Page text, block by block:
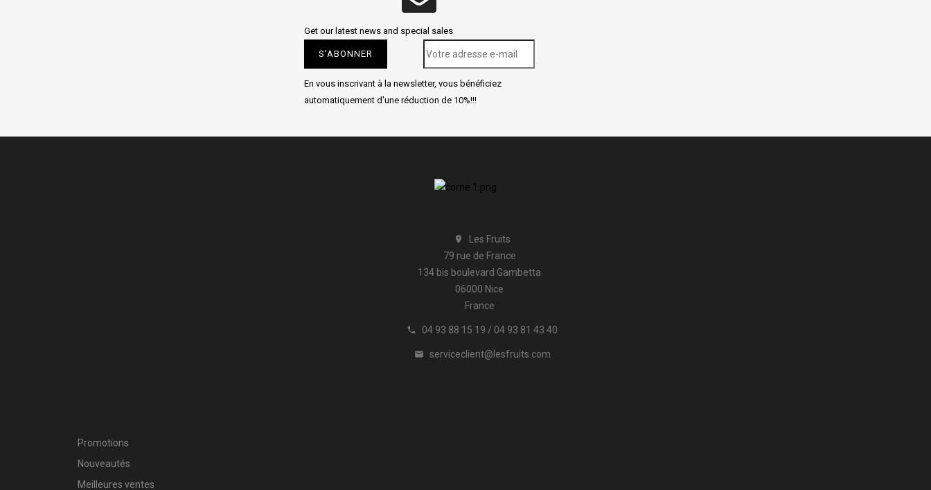
Get our latest news and special sales
En vous inscrivant à la newsletter, vous bénéficiez
automatiquement d'une réduction de 10%!!!

Les Fruits
79 rue de France
134 bis boulevard Gambetta
06000 Nice
France
 04 93 88 15 19 / 04 93 81 43 40
 serviceclient@lesfruits.com
Promotions
Nouveautés
Meilleures ventes